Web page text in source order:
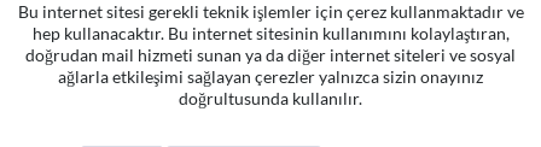
Bu internet sitesi gerekli teknik işlemler için çerez kullanmaktadır ve
hep kullanacaktır. Bu internet sitesinin kullanımını kolaylaştıran,
doğrudan mail hizmeti sunan ya da diğer internet siteleri ve sosyal
ağlarla etkileşimi sağlayan çerezler yalnızca sizin onayınız
doğrultusunda kullanılır.